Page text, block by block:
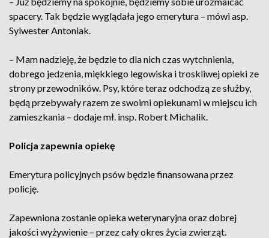
spacery. Tak będzie wyglądała jego emerytura – mówi asp.
Sylwester Antoniak.
– Mam nadzieję, że będzie to dla nich czas wytchnienia,
dobrego jedzenia, miękkiego legowiska i troskliwej opieki ze
strony przewodników. Psy, które teraz odchodzą ze służby,
będą przebywały razem ze swoimi opiekunami w miejscu ich
zamieszkania – dodaje mł. insp. Robert Michalik.
Policja zapewnia opiekę
Emerytura policyjnych psów będzie finansowana przez
policję.
Zapewniona zostanie opieka weterynaryjna oraz dobrej
jakości wyżywienie – przez cały okres życia zwierząt.